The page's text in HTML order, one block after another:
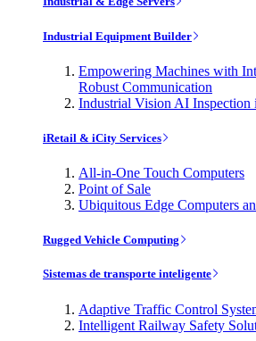
Industrial Equipment Builder
Empowering Machines with
Robust Communication
Industrial Vision AI Inspection
iRetail & iCity Services
All-in-One Touch Computers
Point of Sale
Ubiquitous Edge Computers
Rugged Vehicle Computing
Sistemas de transporte inteligente
Adaptive Traffic Control
Intelligent Railway Safety